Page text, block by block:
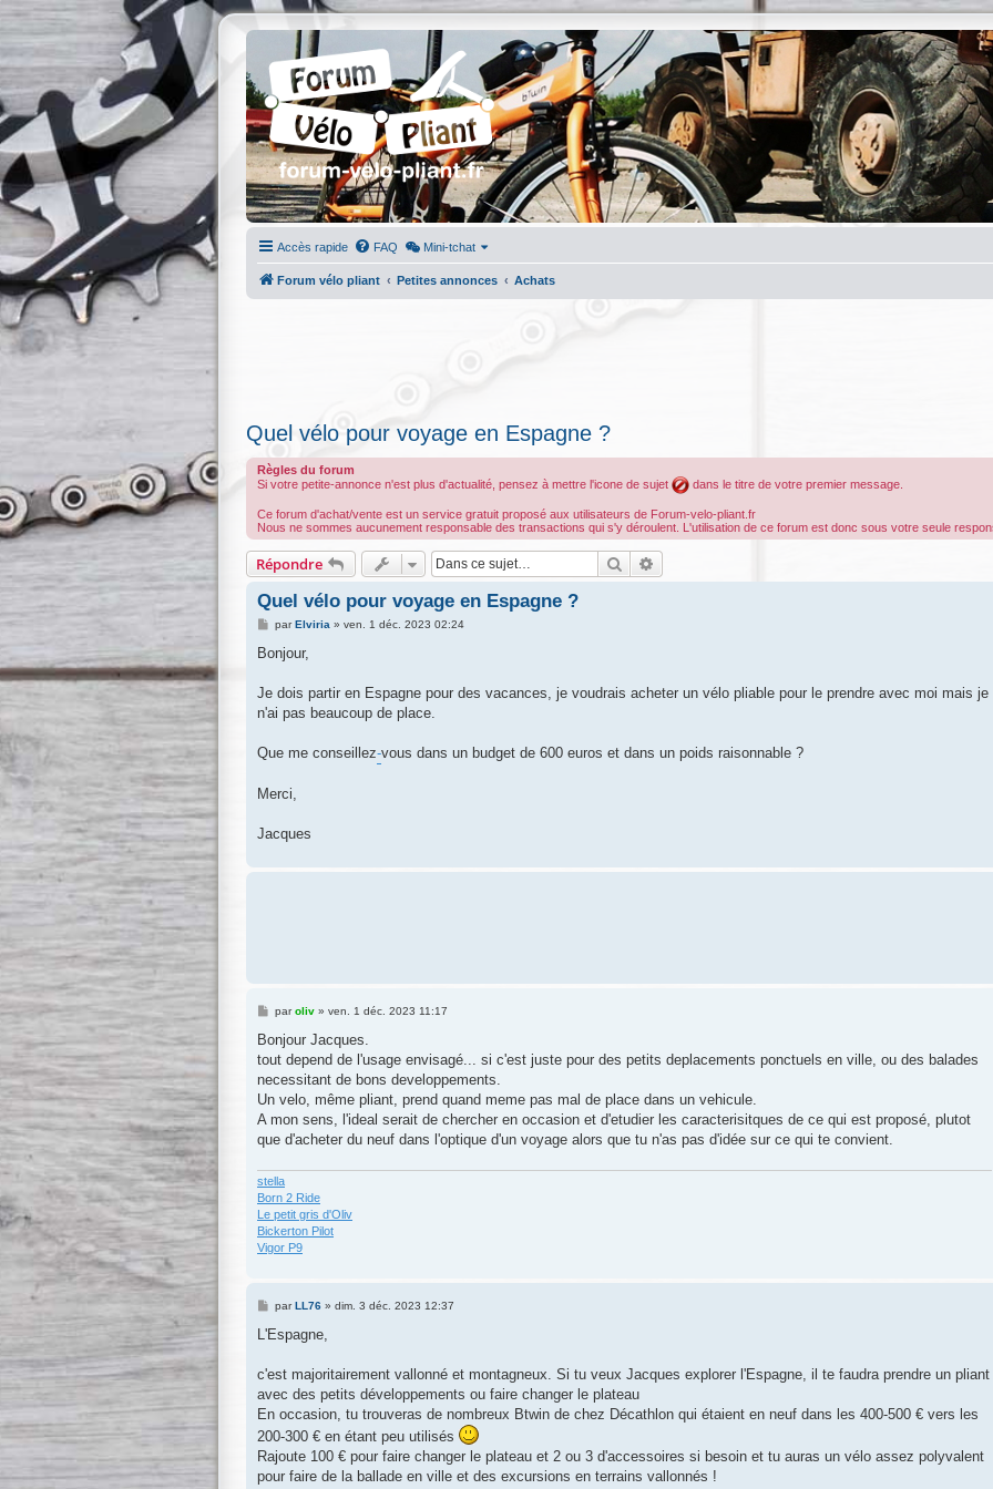
Accès rapide FAQ Mini-tchat
Forum vélo pliant Petites annonces Achats
Quel vélo pour voyage en Espagne ?
Règles du forum
Si votre petite-annonce n'est plus d'actualité, pensez à mettre l'icone de sujet
dans le titre de votre premier message.
Ce forum d'achat/vente est un service gratuit proposé aux utilisateurs de Forum-velo-pliant.fr
Nous ne sommes aucunement responsable des transactions qui s'y déroulent. L'utilisation de ce forum est donc sous votre seule
Répondre Rechercher
Quel vélo pour voyage en Espagne ?
M
s
g
parElviria » ven. 1 déc. 2023 02:24
Bonjour,
Je dois partir en Espagne pour des vacances, je voudrais acheter un vélo pliable pour le prendre avec moi mais je
n'ai pas beaucoup de place.
Que me conseillez-vous dans un budget de 600 euros et dans un poids raisonnable ?
Merci,
Jacques
M
s
a
g
paroliv» ven. 1 déc. 2023 11:17
Bonjour Jacques.
tout depend de l'usage envisagé... si c'est juste pour des petits deplacements ponctuels en ville, ou des balades
necessitant de bons developpements.
Un velo, même pliant, prend quand meme pas mal de place dans un vehicule.
A mon sens, l'ideal serait de chercher en occasion et d'etudier les caracterisitques de ce qui est proposé, plutot
que d'acheter du neuf dans l'optique d'un voyage alors que tu n'as pas d'idée sur ce qui te convient.
stella
Born 2 Ride
Le petit gris d'Oliv
Bickerton Pilot
Vigor P9
M
s
g
parLL76» dim. 3 déc. 2023 12:37
L'Espagne,
c'est majoritairement vallonné et montagneux. Si tu veux Jacques explorer l'Espagne, il te faudra prendre un pliant
avec des petits développements ou faire changer le plateau
En occasion, tu trouveras de nombreux Btwin de chez Décathlon qui étaient en neuf dans les 400-500 € vers les
200-300 € en étant peu utilisés
Rajoute 100 € pour faire changer le plateau et 2 ou 3 d'accessoires si besoin et tu auras un vélo assez polyvalent
pour faire de la ballade en ville et des excursions en terrains vallonnés !